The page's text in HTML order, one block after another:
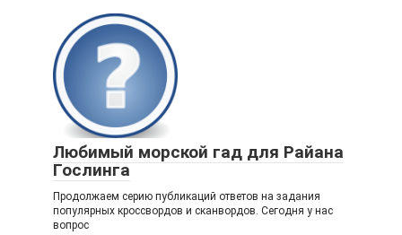
Любимый морской гад для Райана
Гослинга
Продолжаем серию публикаций ответов на задания
популярных кроссвордов и сканвордов. Сегодня у нас
вопрос